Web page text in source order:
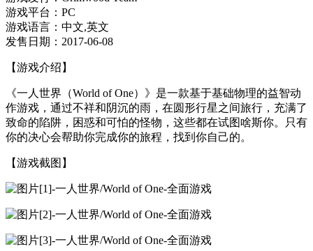
游戏平台：PC
游戏语言：中文,英文
发售日期：2017-06-08
【游戏介绍】
《一人世界（World of One）》是一款基于基础物理的益智动
作游戏，通过不祥和阴沉的雨，在圆形行星之间旅行，充满了
致命的陷阱，困惑和可怕的怪物，这些都在试图啥斯你。只有
你的决心会帮助你完成你的旅程，找到你自己的。
【游戏截图】